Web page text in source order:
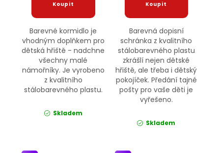
Barevné kormidlo je
vhodným doplňkem pro
dětská hřiště - nadchne
všechny malé
námořníky. Je vyrobeno
z kvalitního
stálobarevného plastu.
Skladem
Barevná dopisní
schránka z kvalitního
stálobarevného plastu
zkrášlí nejen dětské
hřiště, ale třeba i dětský
pokojíček. Předání tajné
pošty pro vaše děti je
vyřešeno.
Skladem